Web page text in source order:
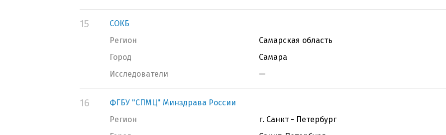
15
СОКБ
Регион
Самарская область
Город
Самара
Исследователи
—
16
ФГБУ "СПМЦ" Минздрава России
Регион
г. Санкт - Петербург